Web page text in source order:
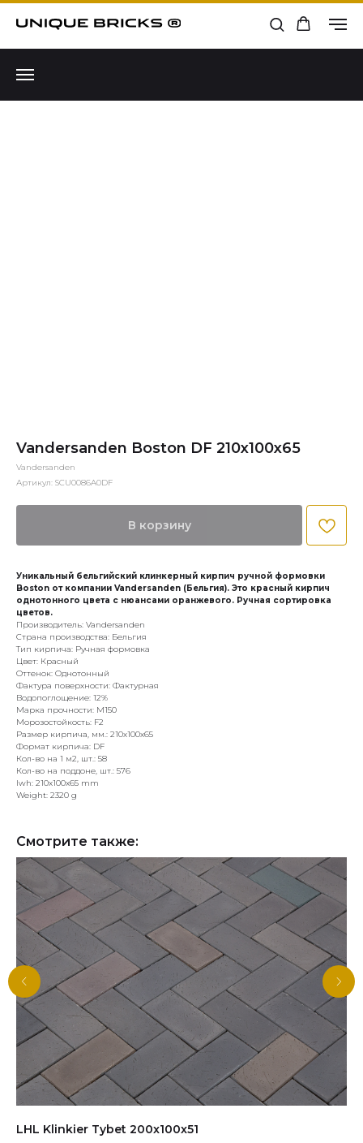
Vandersanden Boston DF 210x100x65
Vandersanden
Артикул: SCU0086A0DF
В корзину
Уникальный бельгийский клинкерный кирпич ручной формовки
Boston от компании Vandersanden (Бельгия). Это красный кирпич
однотонного цвета с нюансами оранжевого. Ручная сортировка
цветов.
Производитель: Vandersanden
Страна производства: Бельгия
Тип кирпича: Ручная формовка
Цвет: Красный
Оттенок: Однотонный
Фактура поверхности: Фактурная
Водопоглощение: 12%
Марка прочности: М150
Морозостойкость: F2
Размер кирпича, мм.: 210х100х65
Формат кирпича: DF
Кол-во на 1 м2, шт.: 58
Кол-во на поддоне, шт.: 576
lwh: 210x100x65 mm
Weight: 2320 g
Смотрите также:
LHL Klinkier Tybet 200x100x51